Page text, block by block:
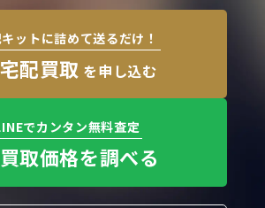
ットに詰めて送るだけ！
宅配買取 を申し込む
でカンタン無料査定
買取価格を調べる